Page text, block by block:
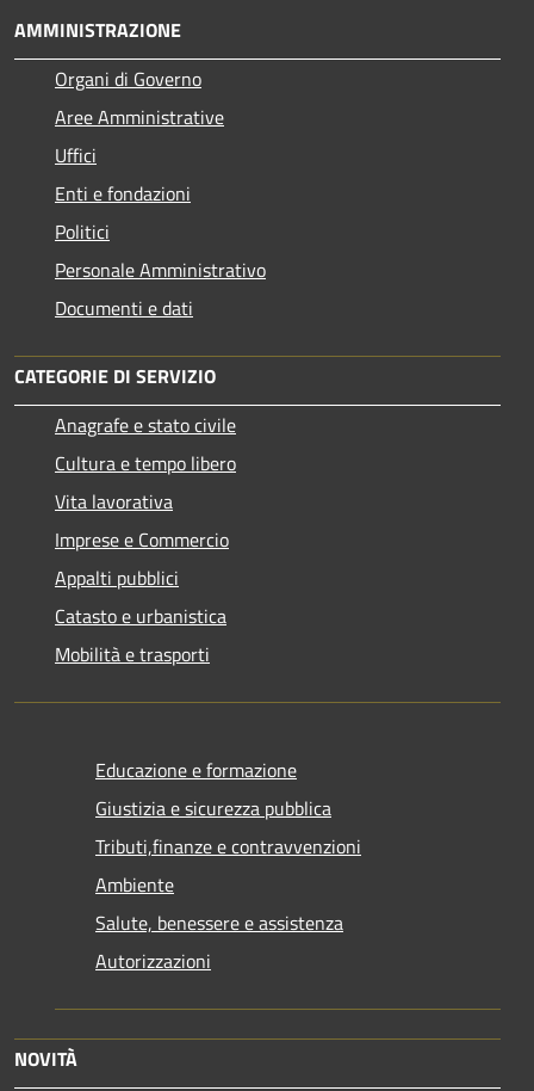
AMMINISTRAZIONE
Organi di Governo
Aree Amministrative
Uffici
Enti e fondazioni
Politici
Personale Amministrativo
Documenti e dati
CATEGORIE DI SERVIZIO
Anagrafe e stato civile
Cultura e tempo libero
Vita lavorativa
Imprese e Commercio
Appalti pubblici
Catasto e urbanistica
Mobilità e trasporti
Educazione e formazione
Giustizia e sicurezza pubblica
Tributi,finanze e contravvenzioni
Ambiente
Salute, benessere e assistenza
Autorizzazioni
NOVITÀ